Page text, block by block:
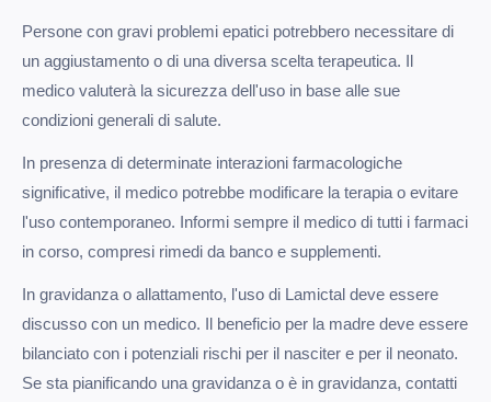
Persone con gravi problemi epatici potrebbero necessitare di
un aggiustamento o di una diversa scelta terapeutica. Il
medico valuterà la sicurezza dell'uso in base alle sue
condizioni generali di salute.
In presenza di determinate interazioni farmacologiche
significative, il medico potrebbe modificare la terapia o evitare
l'uso contemporaneo. Informi sempre il medico di tutti i farmaci
in corso, compresi rimedi da banco e supplementi.
In gravidanza o allattamento, l'uso di Lamictal deve essere
discusso con un medico. Il beneficio per la madre deve essere
bilanciato con i potenziali rischi per il nasciter e per il neonato.
Se sta pianificando una gravidanza o è in gravidanza, contatti